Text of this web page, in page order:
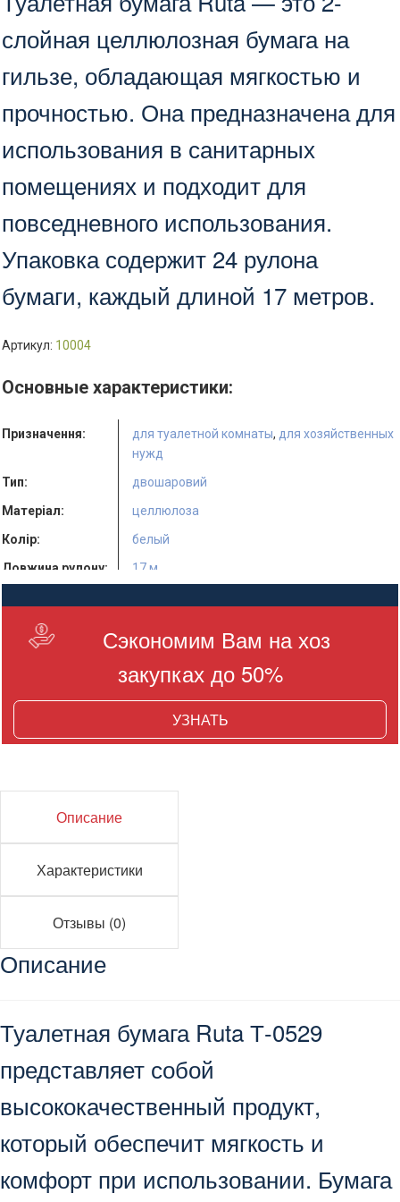
Т-0529
слойная целлюлозная бумага на
гильзе, обладающая мягкостью и
прочностью. Она предназначена для
использования в санитарных
помещениях и подходит для
повседневного использования.
Упаковка содержит 24 рулона
бумаги, каждый длиной 17 метров.
Артикул: 10004
Основные характеристики:
Призначення: для туалетной комнаты, для хозяйственных
нужд
Тип:
двошаровий
Матеріал:
целлюлоза
Колір:
белый
Довжина рулону:
17 м
Сэкономим Вам на хоз
закупках до 50%
УЗНАТЬ
Описание
Характеристики
Отзывы (0)
Описание
Туалетная бумага Ruta Т-0529
представляет собой
высококачественный продукт,
который обеспечит мягкость и
комфорт при использовании. Бумага